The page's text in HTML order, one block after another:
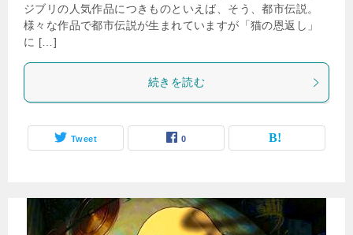
ジブリの人気作品につきものといえば、そう、都市伝説。
様々な作品で都市伝説が生まれていますが「猫の恩返し」
に […]
続きを読む
Tweet 0